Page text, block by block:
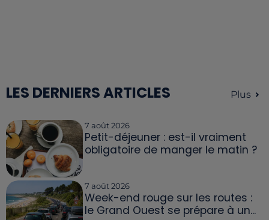
LES DERNIERS ARTICLES Plus
7 août 2026
Petit-déjeuner : est-il vraiment
obligatoire de manger le matin ?
7 août 2026
Week-end rouge sur les routes :
le Grand Ouest se prépare à un...